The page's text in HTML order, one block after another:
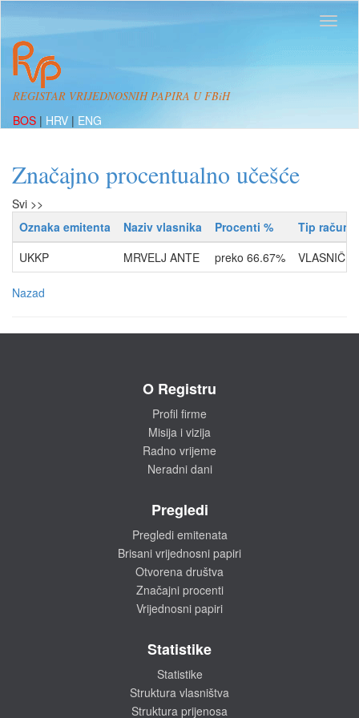
REGISTAR VRIJEDNOSNIH PAPIRA U FBiH
BOS | HRV | ENG
Značajno procentualno učešće
Svi >>
Oznaka emitenta
Naziv vlasnika Procenti %
Tip računa
UKKP
MRVELJ ANTE preko 66.67% VLASNIČKI
Nazad
O Registru
Profil firme
Misija i vizija
Radno vrijeme
Neradni dani
Pregledi
Pregledi emitenata
Brisani vrijednosni papiri
Otvorena društva
Značajni procenti
Vrijednosni papiri
Statistike
Statistike
Struktura vlasništva
Struktura prijenosa